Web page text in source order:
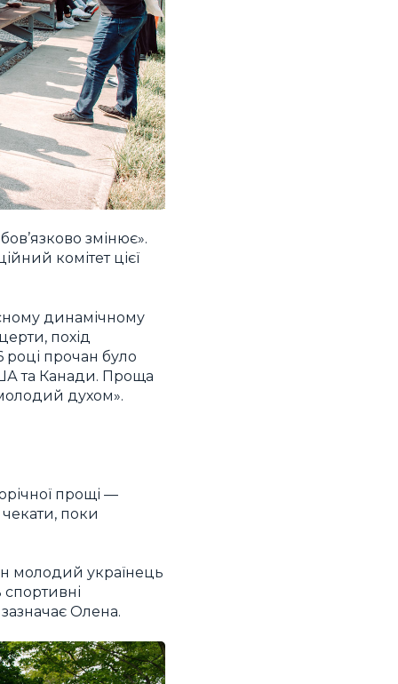
змінює».
комітет цієї
динамічному
похід
році прочан було
та Канади. Проща
духом».
прощі —
чекати, поки
молодий українець
Олена.